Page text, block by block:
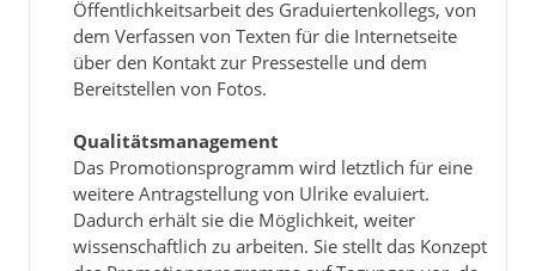
Öffentlichkeitsarbeit des Graduiertenkollegs, von
dem Verfassen von Texten für die Internetseite
über den Kontakt zur Pressestelle und dem
Bereitstellen von Fotos.
Qualitätsmanagement
Das Promotionsprogramm wird letztlich für eine
weitere Antragstellung von Ulrike evaluiert.
Dadurch erhält sie die Möglichkeit, weiter
wissenschaftlich zu arbeiten. Sie stellt das Konzept